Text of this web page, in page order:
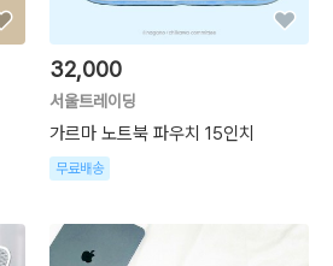
32,000
서울트레이딩
가르마 노트북 파우치 15인치
무료배송